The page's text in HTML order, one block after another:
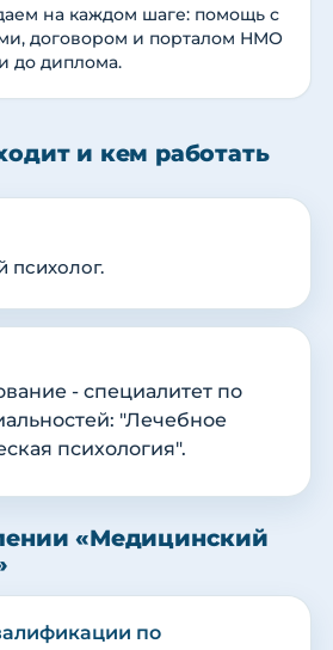
на каждом шаге: помощь с
договором и порталом НМО
до диплома.
и кем работать
психолог.
- специалитет по
"Лечебное
психология".
«Медицинский
по